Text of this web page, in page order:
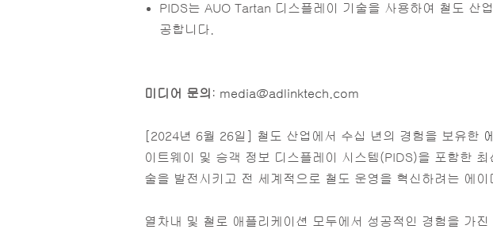
PIDS는 AUO Tartan 디스플레이 기술을 사용하여 철도 산
공합니다.
미디어 문의 : media@adlinktech.com
[2024년 6월 26일] 철도 산업에서 수십 년의 경험을 보유한
이트웨이 및 승객 정보 디스플레이 시스템(PIDS)을 포함한
술을 발전시키고 전 세계적으로 철도 운영을 혁신하려는 에
열차내 및 철로 애플리케이션 모두에서 성공적인 경험을 가